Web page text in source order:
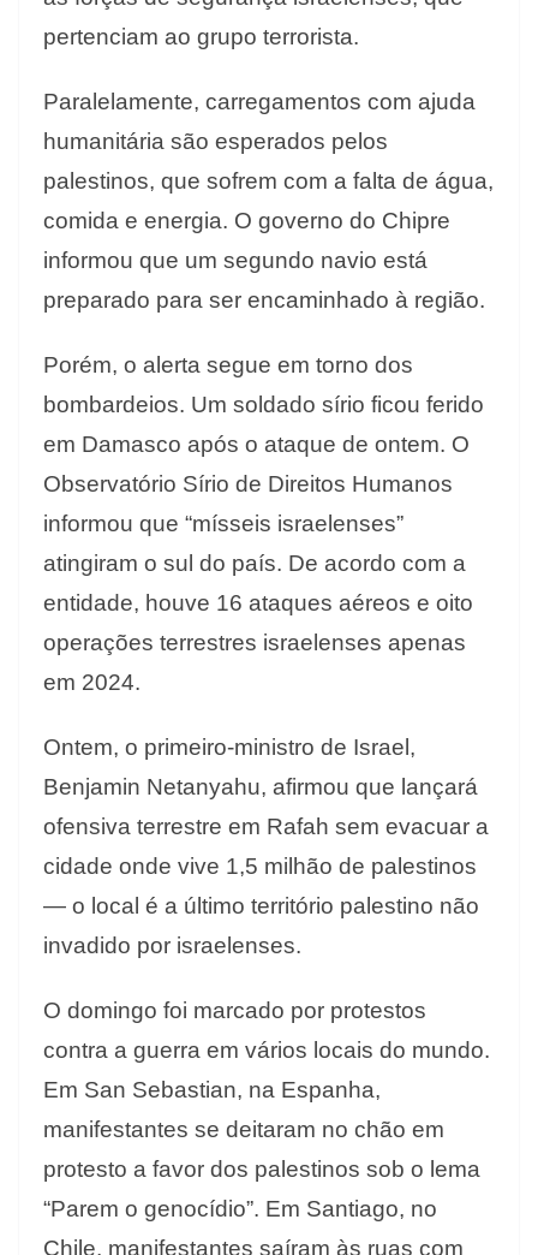
pertenciam ao grupo terrorista.
Paralelamente, carregamentos com ajuda
humanitária são esperados pelos
palestinos, que sofrem com a falta de água,
comida e energia. O governo do Chipre
informou que um segundo navio está
preparado para ser encaminhado à região.
Porém, o alerta segue em torno dos
bombardeios. Um soldado sírio ficou ferido
em Damasco após o ataque de ontem. O
Observatório Sírio de Direitos Humanos
informou que “mísseis israelenses”
atingiram o sul do país. De acordo com a
entidade, houve 16 ataques aéreos e oito
operações terrestres israelenses apenas
em 2024.
Ontem, o primeiro-ministro de Israel,
Benjamin Netanyahu, afirmou que lançará
ofensiva terrestre em Rafah sem evacuar a
cidade onde vive 1,5 milhão de palestinos
— o local é a último território palestino não
invadido por israelenses.
O domingo foi marcado por protestos
contra a guerra em vários locais do mundo.
Em San Sebastian, na Espanha,
manifestantes se deitaram no chão em
protesto a favor dos palestinos sob o lema
“Parem o genocídio”. Em Santiago, no
Chile, manifestantes saíram às ruas com